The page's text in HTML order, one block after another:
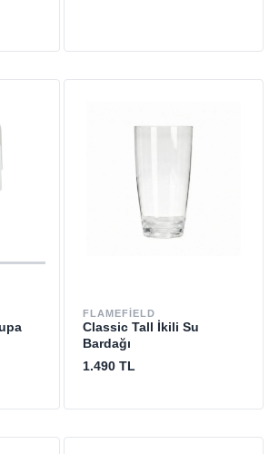
FLAMEFIELD
Classic Tall İkili Su
Bardağı
1.490 TL